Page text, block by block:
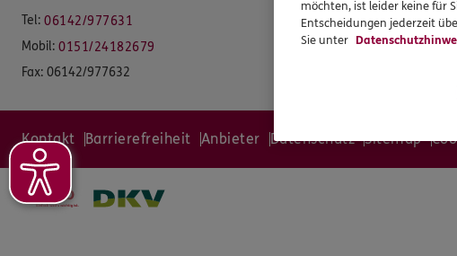
Tel: 06142/977631
Mobil: 0151/24182679
Fax: 06142/977632
Kontakt Barrierefreiheit Anbieter Datenschutz Sitemap
möchten, ist leider keine für
Entscheidungen jederzeit
Sie unter